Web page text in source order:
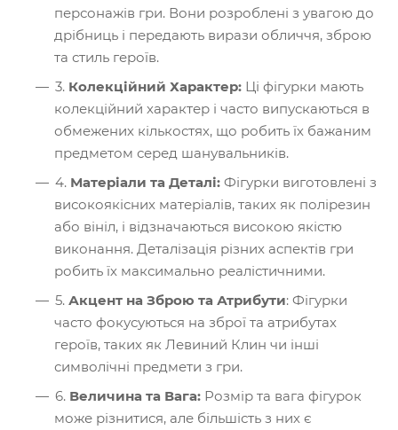
персонажів гри. Вони розроблені з увагою до
дрібниць і передають вирази обличчя, зброю
та стиль героїв.
3. Колекційний Характер: Ці фігурки мають
колекційний характер і часто випускаються в
обмежених кількостях, що робить їх бажаним
предметом серед шанувальників.
4. Матеріали та Деталі: Фігурки виготовлені з
високоякісних матеріалів, таких як полірезин
або вініл, і відзначаються високою якістю
виконання. Деталізація різних аспектів гри
робить їх максимально реалістичними.
5. Акцент на Зброю та Атрибути: Фігурки
часто фокусуються на зброї та атрибутах
героїв, таких як Левиний Клин чи інші
символічні предмети з гри.
6. Величина та Вага: Розмір та вага фігурок
може різнитися, але більшість з них є